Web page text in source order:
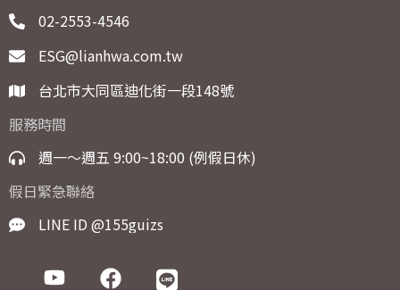
02-2553-4546
ESG@lianhwa.com.tw
台北市大同區迪化街一段148號
服務時間
週一～週五 9:00~18:00 (例假日休)
假日緊急聯絡
LINE ID @155guizs